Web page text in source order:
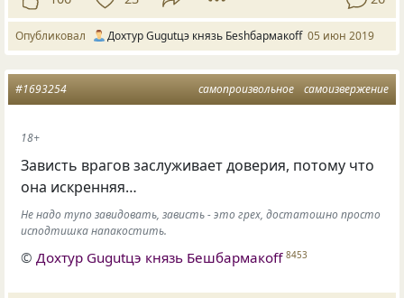
Опубликовал Дохтур Gugutцэ князь Беshбармакоff 05 июн 2019
самопроизвольное самоизвержение
#1693254
18+
Зависть врагов заслуживает доверия, потому что
она искренняя…
Не надо тупо завидовать, зависть - это грех, достатошно просто
исподтишка напакостить.
©Дохтур Gugutцэ князь Бешбармакоff 8453